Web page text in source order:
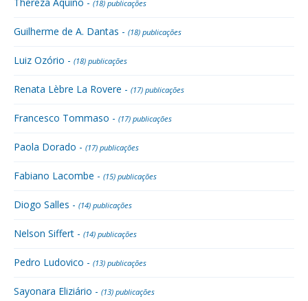
(18) publicações
Guilherme de A. Dantas - (18) publicações
Luiz Ozório - (18) publicações
Renata Lèbre La Rovere - (17) publicações
Francesco Tommaso - (17) publicações
Paola Dorado - (17) publicações
Fabiano Lacombe - (15) publicações
Diogo Salles - (14) publicações
Nelson Siffert - (14) publicações
Pedro Ludovico - (13) publicações
Sayonara Eliziário - (13) publicações